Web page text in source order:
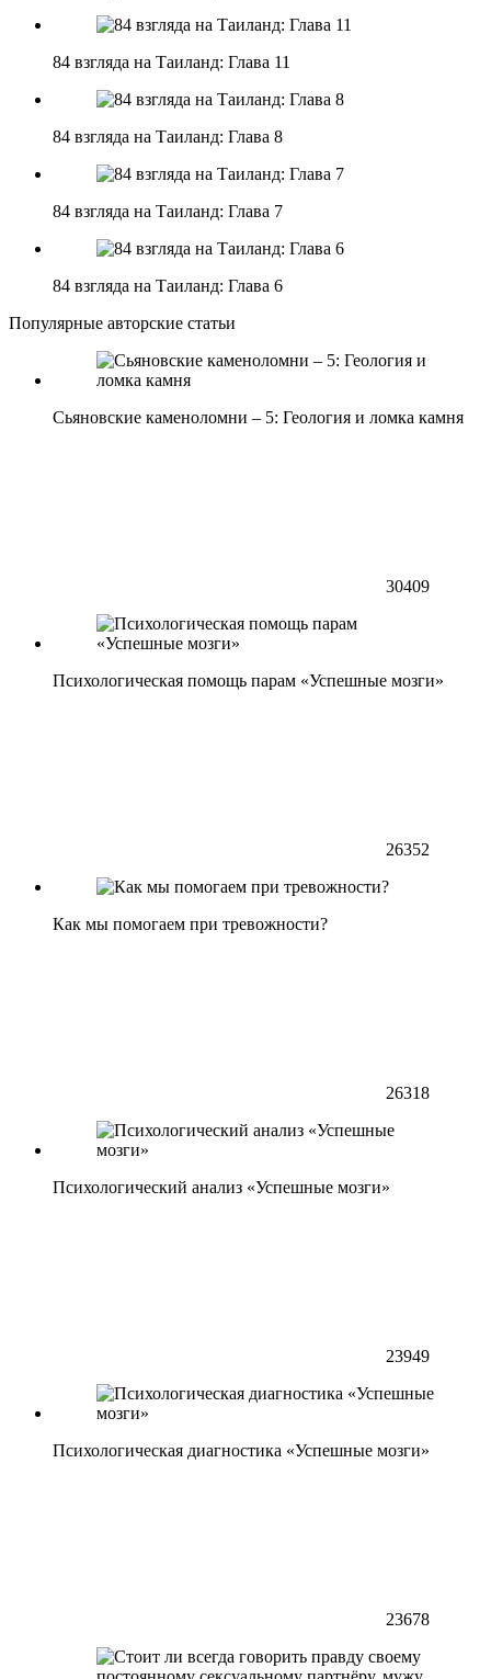
84 взгляда на Таиланд: Глава 11
84 взгляда на Таиланд: Глава 8
84 взгляда на Таиланд: Глава 7
84 взгляда на Таиланд: Глава 6
Популярные авторские статьи
Сьяновские каменоломни – 5: Геология и ломка камня
30409
Психологическая помощь парам «Успешные мозги»
26352
Как мы помогаем при тревожности?
26318
Психологический анализ «Успешные мозги»
23949
Психологическая диагностика «Успешные мозги»
23678